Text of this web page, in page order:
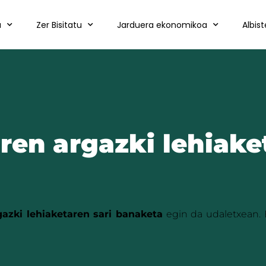
Zer Bisitatu Jarduera ekonomikoa
argazki
lehiaketaren sari banaketa egin da udaletxean.